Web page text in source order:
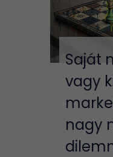
Saját
vagy
nagy